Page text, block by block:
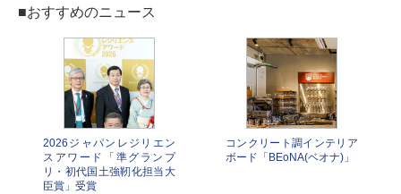
■おすすめのニュース
2026ジャパンレジリエン
スアワード「準グランプ
リ・初代国土強靭化担当大
臣賞」受賞
コンクリート調インテリア
ボード「BEoNA(ベオナ)」